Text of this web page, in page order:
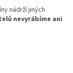
nádrží jiných
nevyrábíme ani